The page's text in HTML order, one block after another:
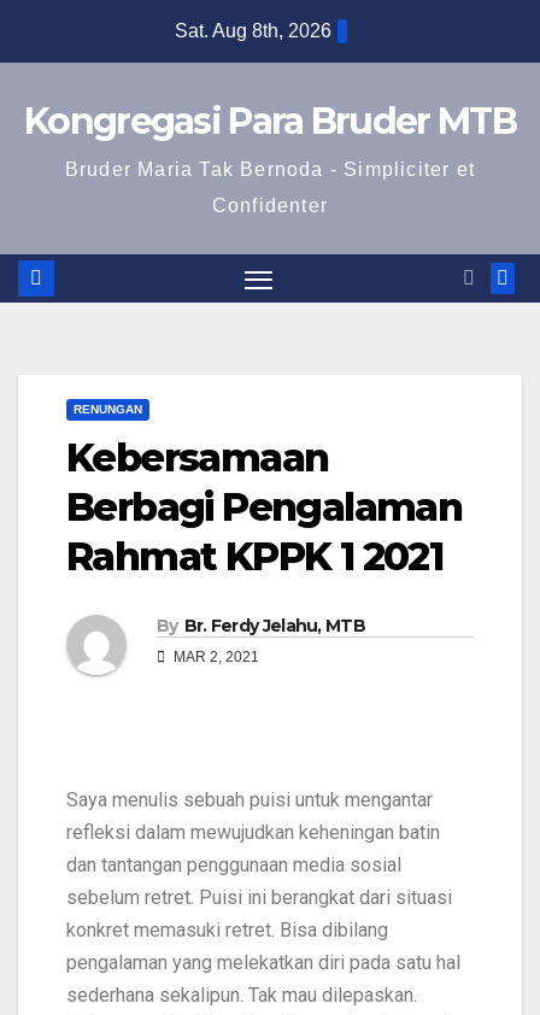
Sat. Aug 8th, 2026
Kongregasi Para Bruder MTB
Bruder Maria Tak Bernoda - Simpliciter et
Confidenter
RENUNGAN
Kebersamaan
Berbagi Pengalaman
Rahmat KPPK 1 2021
By Br. Ferdy Jelahu, MTB
MAR 2, 2021
Saya menulis sebuah puisi untuk mengantar
refleksi dalam mewujudkan keheningan batin
dan tantangan penggunaan media sosial
sebelum retret. Puisi ini berangkat dari situasi
konkret memasuki retret. Bisa dibilang
pengalaman yang melekatkan diri pada satu hal
sederhana sekalipun. Tak mau dilepaskan.